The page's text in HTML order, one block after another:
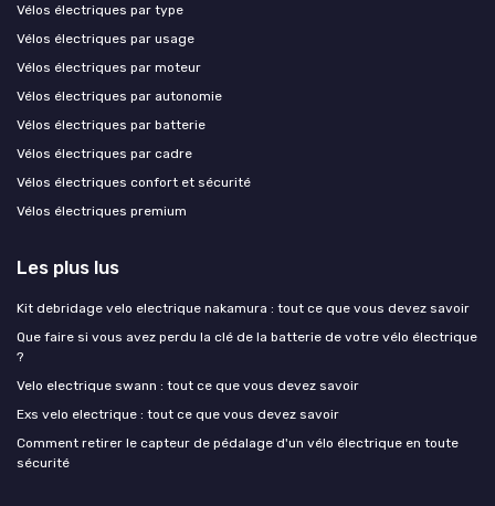
Vélos électriques par type
Vélos électriques par usage
Vélos électriques par moteur
Vélos électriques par autonomie
Vélos électriques par batterie
Vélos électriques par cadre
Vélos électriques confort et sécurité
Vélos électriques premium
Les plus lus
Kit debridage velo electrique nakamura : tout ce que vous devez savoir
Que faire si vous avez perdu la clé de la batterie de votre vélo électrique
?
Velo electrique swann : tout ce que vous devez savoir
Exs velo electrique : tout ce que vous devez savoir
Comment retirer le capteur de pédalage d'un vélo électrique en toute
sécurité